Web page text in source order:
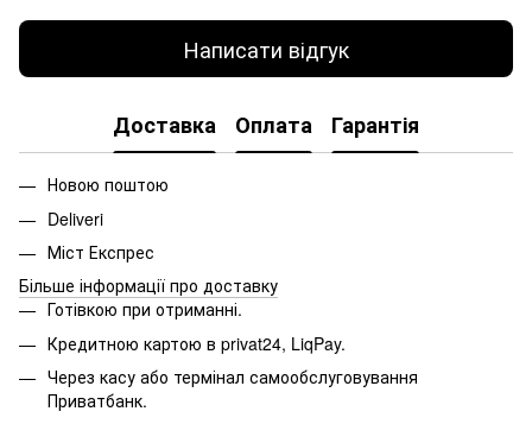
Написати відгук
Доставка Оплата Гарантія
Новою поштою
Deliveri
Міст Експрес
Більше інформації про доставку
Готівкою при отриманні.
Кредитною картою в privat24, LiqPay.
Через касу або термінал самообслуговування
Приватбанк.